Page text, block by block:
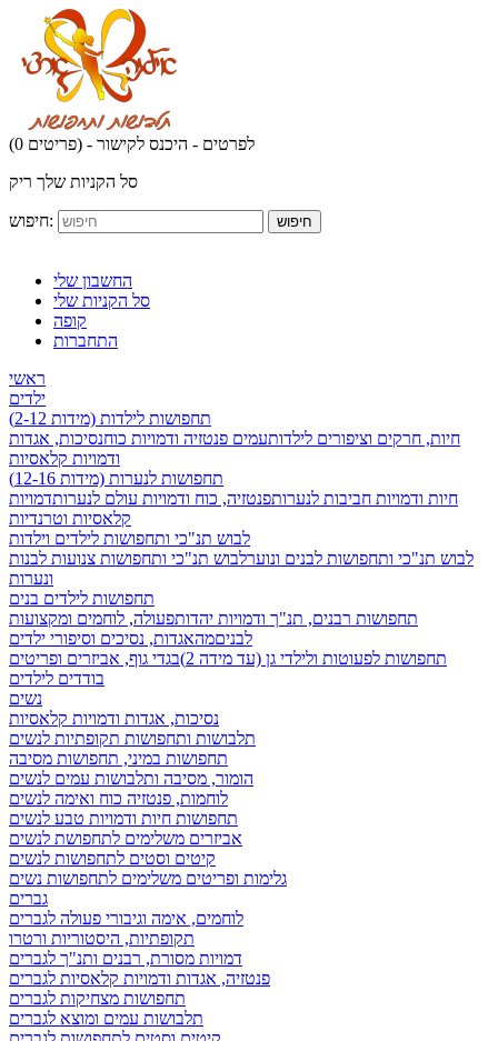
(0 פריטים) - לפרטים - היכנס לקישור
סל הקניות שלך ריק
חיפוש: חיפוש
החשבון שלי
סל הקניות שלי
קופה
התחברות
ראשי
ילדים
תחפושות לילדות (מידות 2-12)
חיות, חרקים וציפורים לילדותעמים פנטזיה ודמויות כוחנסיכות, אגדות
ודמויות קלאסיות
תחפושות לנערות (מידות 12-16)
חיות ודמויות חביבות לנערותפנטזיה, כוח ודמויות עולם לנערותדמויות
קלאסיות וטרנדיות
לבוש תנ"כי ותחפושות לילדים וילדות
לבוש תנ"כי ותחפושות לבנים ונוערלבוש תנ"כי ותחפושות צנועות לבנות
ונערות
תחפושות לילדים בנים
תחפושות רבנים, תנ"ך ודמויות יהדותפעולה, לוחמים ומקצועות
לבניםמהאגדות, נסיכים וסיפורי ילדים
תחפושות לפעוטות ולילדי גן (עד מידה 2)
בגדי גוף, אביזרים ופריטים
בודדים לילדים
נשים
נסיכות, אגדות ודמויות קלאסיות
תלבושות ותחפושות תקופתיות לנשים
תחפושות במיני, תחפושות מסיבה
הומור, מסיבה ותלבושות עמים לנשים
לוחמות, פנטזיה כוח ואימה לנשים
תחפושות חיות ודמויות טבע לנשים
אביזרים משלימים לתחפושת לנשים
קיטים וסטים לתחפושות לנשים
גלימות ופריטים משלימים לתחפושות נשים
גברים
לוחמים, אימה וגיבורי פעולה לגברים
תקופתיות, היסטוריות ורטרו
דמויות מסורת, רבנים ותנ"ך לגברים
פנטזיה, אגדות ודמויות קלאסיות לגברים
תחפושות מצחיקות לגברים
תלבושות עמים ומוצא לגברים